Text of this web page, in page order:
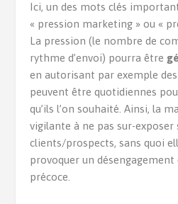
Ici, un des mots clés
« pression marketing » ou «
La pression (le nombre de
rythme d’envoi) pourra être
en autorisant par exemple
peuvent être quotidiennes
qu’ils l’on souhaité. Ainsi, la
vigilante à ne pas sur-exposer
clients/prospects, sans quoi
provoquer un
précoce.